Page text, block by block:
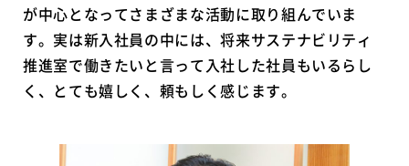
が中心となってさまざまな活動に取り組んでいま
す。実は新入社員の中には、将来サステナビリティ
推進室で働きたいと言って入社した社員もいるらし
く、とても嬉しく、頼もしく感じます。